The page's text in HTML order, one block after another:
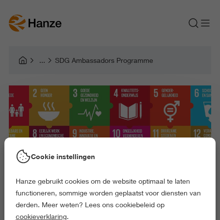
SDG Ambassadors Programme
Cookie instellingen
Hanze gebruikt cookies om de website optimaal te laten
functioneren, sommige worden geplaatst voor diensten van
derden. Meer weten? Lees ons cookiebeleid op
cookieverklaring.